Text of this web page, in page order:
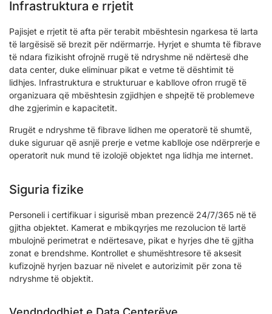
Infrastruktura e rrjetit
Pajisjet e rrjetit të afta për terabit mbështesin ngarkesa të larta
të largësisë së brezit për ndërmarrje. Hyrjet e shumta të fibrave
të ndara fizikisht ofrojnë rrugë të ndryshme në ndërtesë dhe
data center, duke eliminuar pikat e vetme të dështimit të
lidhjes. Infrastruktura e strukturuar e kabllove ofron rrugë të
organizuara që mbështesin zgjidhjen e shpejtë të problemeve
dhe zgjerimin e kapacitetit.
Rrugët e ndryshme të fibrave lidhen me operatorë të shumtë,
duke siguruar që asnjë prerje e vetme kablloje ose ndërprerje e
operatorit nuk mund të izolojë objektet nga lidhja me internet.
Siguria fizike
Personeli i certifikuar i sigurisë mban prezencë 24/7/365 në të
gjitha objektet. Kamerat e mbikqyrjes me rezolucion të lartë
mbulojnë perimetrat e ndërtesave, pikat e hyrjes dhe të gjitha
zonat e brendshme. Kontrollet e shumështresore të aksesit
kufizojnë hyrjen bazuar në nivelet e autorizimit për zona të
ndryshme të objektit.